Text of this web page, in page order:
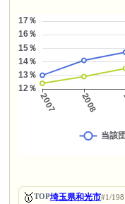
🥇TOP埼玉県和光市#1/198